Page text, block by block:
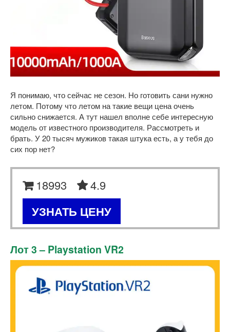
Я понимаю, что сейчас не сезон. Но готовить сани нужно
летом. Потому что летом на такие вещи цена очень
сильно снижается. А тут нашел вполне себе интересную
модель от известного производителя. Рассмотреть и
брать. У 20 тысяч мужиков такая штука есть, а у тебя до
сих пор нет?
18993 4.9
УЗНАТЬ ЦЕНУ
Лот 3 – Playstation VR2